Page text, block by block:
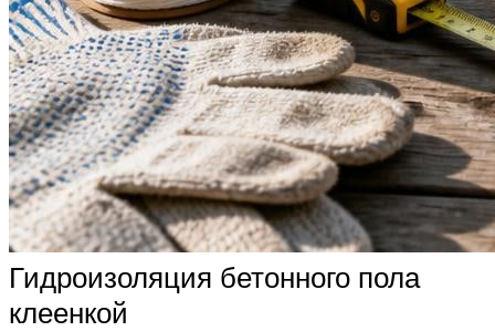
Гидроизоляция бетонного пола
клеенкой